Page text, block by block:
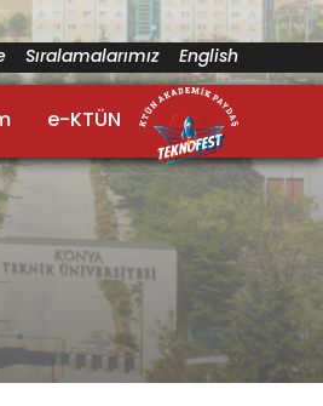
Sıralamalarımız English
e-KTÜN